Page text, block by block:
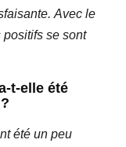
Avec le
se sont
t-elle été
été un peu